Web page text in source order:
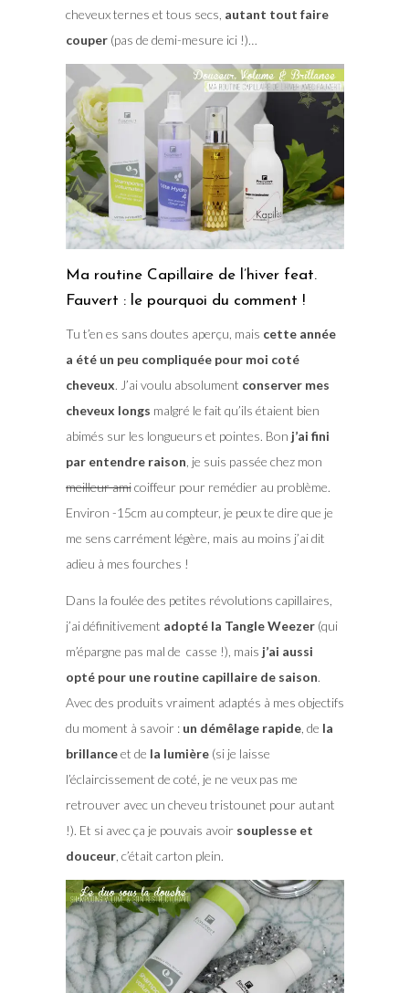
cheveux ternes et tous secs, autant tout faire
couper(pas de demi-mesure ici !)…
Ma routine Capillaire de l’hiver feat.
Fauvert : le pourquoi du comment !
Tu t’en es sans doutes aperçu, mais cette année
a été un peu compliquée pour moi coté
cheveux. J’ai voulu absolument conserver mes
cheveux longs malgré le fait qu’ils étaient bien
abimés sur les longueurs et pointes. Bon j’ai fini
par entendre raison , je suis passée chez mon
meilleur amicoiffeur pour remédier au problème.
Environ -15cm au compteur, je peux te dire que je
me sens carrément légère, mais au moins j’ai dit
adieu à mes fourches !
Dans la foulée des petites révolutions capillaires,
j’ai définitivement adopté la Tangle Weezer(qui
m’épargne pas mal de casse !), mais j’ai aussi
opté pour une routine capillaire de saison.
Avec des produits vraiment adaptés à mes objectifs
du moment à savoir : un démêlage rapide, de la
brillanceet de la lumière(si je laisse
l’éclaircissement de coté, je ne veux pas me
retrouver avec un cheveu tristounet pour autant
!). Et si avec ça je pouvais avoir souplesse et
douceur, c’était carton plein.